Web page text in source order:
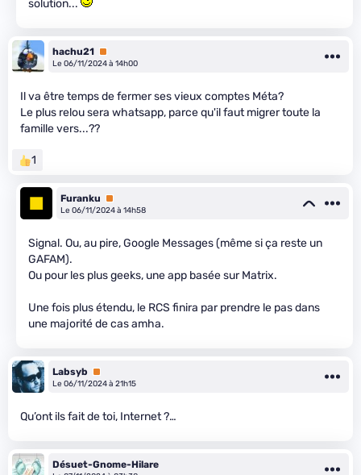
solution...
hachu21 Premium
Le 06/11/2024 à 14h00
Il va être temps de fermer ses vieux comptes Méta?
Le plus relou sera whatsapp, parce qu'il faut migrer toute la
famille vers...??
1
Furanku
Premium
Le 06/11/2024 à 14h58
Signal. Ou, au pire, Google Messages (même si ça reste un
GAFAM).
Ou pour les plus geeks, une app basée sur Matrix.
Une fois plus étendu, le RCS finira par prendre le pas dans
une majorité de cas amha.
Labsyb
Premium
Le 06/11/2024 à 21h15
Qu’ont ils fait de toi, Internet ?…
Désuet-Gnome-Hilare